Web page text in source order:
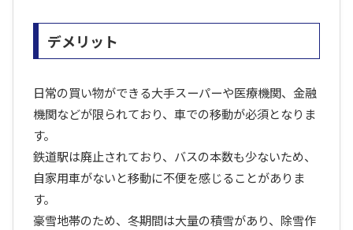
デメリット
日常の買い物ができる大手スーパーや医療機関、金融
機関などが限られており、車での移動が必須となりま
す。
鉄道駅は廃止されており、バスの本数も少ないため、
自家用車がないと移動に不便を感じることがありま
す。
豪雪地帯のため、冬期間は大量の積雪があり、除雪作